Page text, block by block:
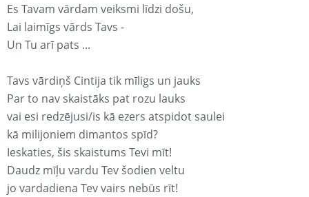
Es Tavam vārdam veiksmi līdzi došu,
Lai laimīgs vārds Tavs -
Un Tu arī pats ...
Tavs vārdiņš Cintija tik mīligs un jauks
Par to nav skaistāks pat rozu lauks
vai esi redzējusi/is kā ezers atspidot saulei
kā milijoniem dimantos spīd?
Ieskaties, šis skaistums Tevi mīt!
Daudz mīļu vardu Tev šodien veltu
jo vardadiena Tev vairs nebūs rīt!